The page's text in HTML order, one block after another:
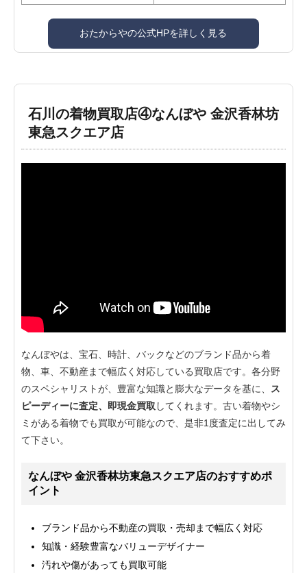
おたからやの公式HPを詳しく見る
石川の着物買取店④なんぼや 金沢香林坊
東急スクエア店
なんぼやは、宝石、時計、バックなどのブランド品から着
物、車、不動産まで幅広く対応している買取店です。各分野
のスペシャリストが、豊富な知識と膨大なデータを基に、
ス
ピーディーに査定、即現金買取 してくれます。古い着物やシ
ミがある着物でも買取が可能なので、是非1度査定に出してみ
て下さい。
なんぼや 金沢香林坊東急スクエア店のおすすめポ
イント
ブランド品から不動産の買取・売却まで幅広く対応
知識・経験豊富なバリューデザイナー
汚れや傷があっても買取可能